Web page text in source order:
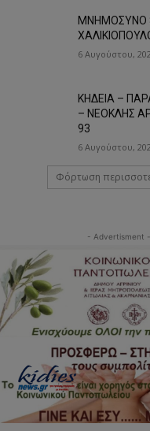
ΜΝΗΜΟΣΥΝΟ
6 Αυγούστου,
ΚΗΔΕΙΑ –
– ΝΕΟΚΛΗΣ
93
6 Αυγούστου,
Φόρτωση
- Advertisment -